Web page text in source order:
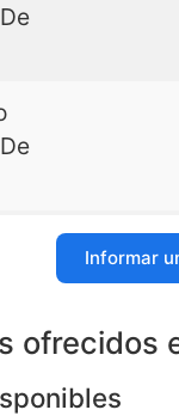
Informar
ofrecidos